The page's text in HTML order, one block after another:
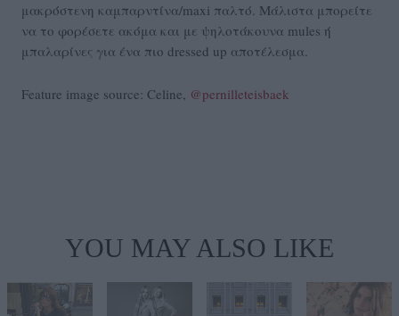
μακρόστενη καμπαρντίνα/maxi παλτό. Μάλιστα μπορείτε
να το φορέσετε ακόμα και με ψηλοτάκουνα mules ή
μπαλαρίνες για ένα πιο dressed up αποτέλεσμα.
Feature image source: Celine, @pernilleteisbaek
YOU MAY ALSO LIKE